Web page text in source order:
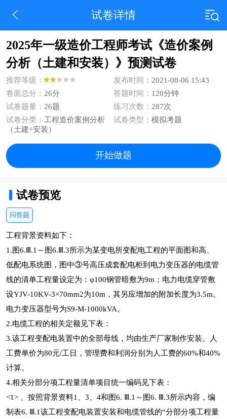
试卷详情
2025年一级造价工程师考试《造价案例
分析（土建和安装）》预测试卷
推荐等级： 发布时间： 2021-08-06 15:43
卷面总分： 26分 答题时间： 120分钟
试卷题量： 26题 练习次数： 287次
试卷分类： 工程造价案例分析
（土建+安装）
试卷类型： 模拟考题
开始做题
试卷预览
问答题
工程背景资料如下：
1.图6.Ⅲ.1～图6.Ⅲ.3所示为某变电所变配电工程的平面图和高、
低配电系统图，图中③号高压成套配电柜到电力变压器的电缆管
线的清单工程量设定为：φ100钢管暗敷为9m；电力电缆穿管敷
设YJV-10KV-3×70mm2为10m，其另应增加的附加长度为3.5m。
电力变压器型号为S9-M-1000kVA。
2.电缆工程的相关定额见下表：
3.该工程变配电装置中的全部母线，均由生产厂家制作安装。人
工费单价为80元/工日，管理费和利润分别为人工费的60%和40%
计算。
4.相关分部分项工程量清单项目统一编码见下表：
<1> 、按照背景资料1、3、4和图6. Ⅲ.1～图6. Ⅲ.3所示内容，编
制表6. Ⅲ.1该工程变配电装置安装和电缆管线的“分部分项工程量